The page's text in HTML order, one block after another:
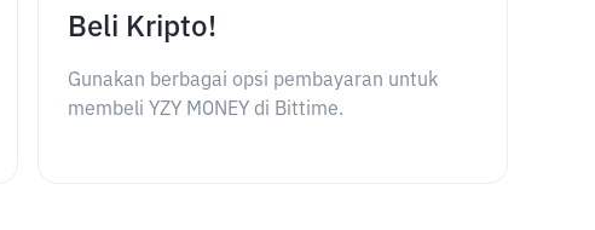
Beli Kripto!
Gunakan berbagai opsi pembayaran untuk
membeli YZY MONEY di Bittime.